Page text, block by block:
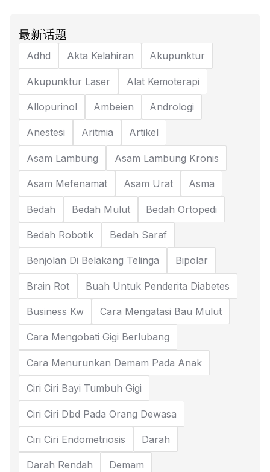
最新话题
Adhd Akta Kelahiran Akupunktur
Akupunktur Laser Alat Kemoterapi
Allopurinol Ambeien Andrologi
Anestesi Aritmia Artikel
Asam Lambung Asam Lambung Kronis
Asam Mefenamat Asam Urat Asma
Bedah Bedah Mulut Bedah Ortopedi
Bedah Robotik Bedah Saraf
Benjolan Di Belakang Telinga Bipolar
Brain Rot Buah Untuk Penderita Diabetes
Business Kw Cara Mengatasi Bau Mulut
Cara Mengobati Gigi Berlubang
Cara Menurunkan Demam Pada Anak
Ciri Ciri Bayi Tumbuh Gigi
Ciri Ciri Dbd Pada Orang Dewasa
Ciri Ciri Endometriosis Darah
Darah Rendah Demam